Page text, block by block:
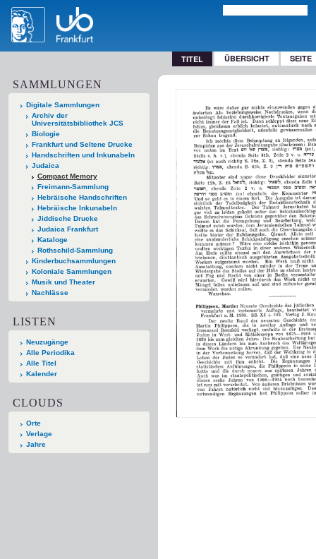
TITEL ÜBERSICHT SEITE
SAMMLUNGEN
Digitale Sammlungen
Archiv der
Universitätsbibliothek JCS
Biologie
Frankfurt und Seltene Drucke
Handschriften und Inkunabeln
Judaica
Compact Memory
Freimann-Sammlung
Hebräische Handschriften
Hebräische Inkunabeln
Jiddische Drucke
Judaica Frankfurt
Kataloge
Rothschild-Sammlung
Kinderbuchsammlungen
Koloniale Sammlungen
Musik und Theater
Nachlässe
LISTEN
Neuzugänge
Alle Periodika
Alle Titel
Kalender
CLOUDS
Orte
Verlage
Jahre